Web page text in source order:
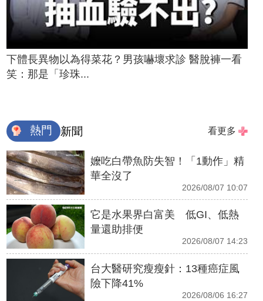
下體長異物以為得菜花？男孩嚇壞求診 醫脫褲一看
笑：那是「珍珠...
熱門 新聞 看更多
嬤吃白帶魚防失智！「1動作」精
華全沒了
2026/08/07 10:07
它是水果界白富美 低GI、低熱
量還助排便
2026/08/07 14:23
台大醫研究瘦瘦針：13種癌症風
險下降41%
2026/08/06 16:27